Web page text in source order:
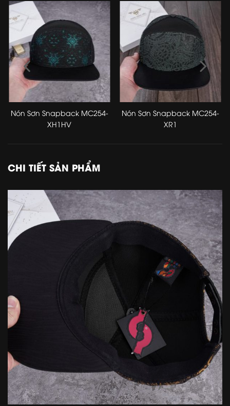
Nón Sơn Snapback MC254-
XH1HV
Nón Sơn Snapback MC254-
XR1
CHI TIẾT SẢN PHẨM